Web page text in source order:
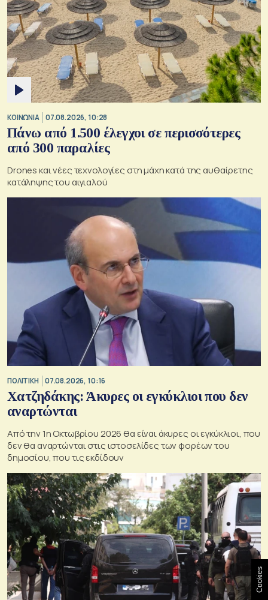
ΚΟΙΝΩΝΙΑ 07.08.2026, 10:28
Πάνω από 1.500 έλεγχοι σε περισσότερες
από 300 παραλίες
Drones και νέες τεχνολογίες στη μάχη κατά της αυθαίρετης
κατάληψης του αιγιαλού
ΠΟΛΙΤΙΚΗ 07.08.2026, 10:16
Χατζηδάκης: Άκυρες οι εγκύκλιοι που δεν
αναρτώνται
Από την 1η Οκτωβρίου 2026 θα είναι άκυρες οι εγκύκλιοι, που
δεν θα αναρτώνται στις ιστοσελίδες των φορέων του
δημοσίου, που τις εκδίδουν
Cookies